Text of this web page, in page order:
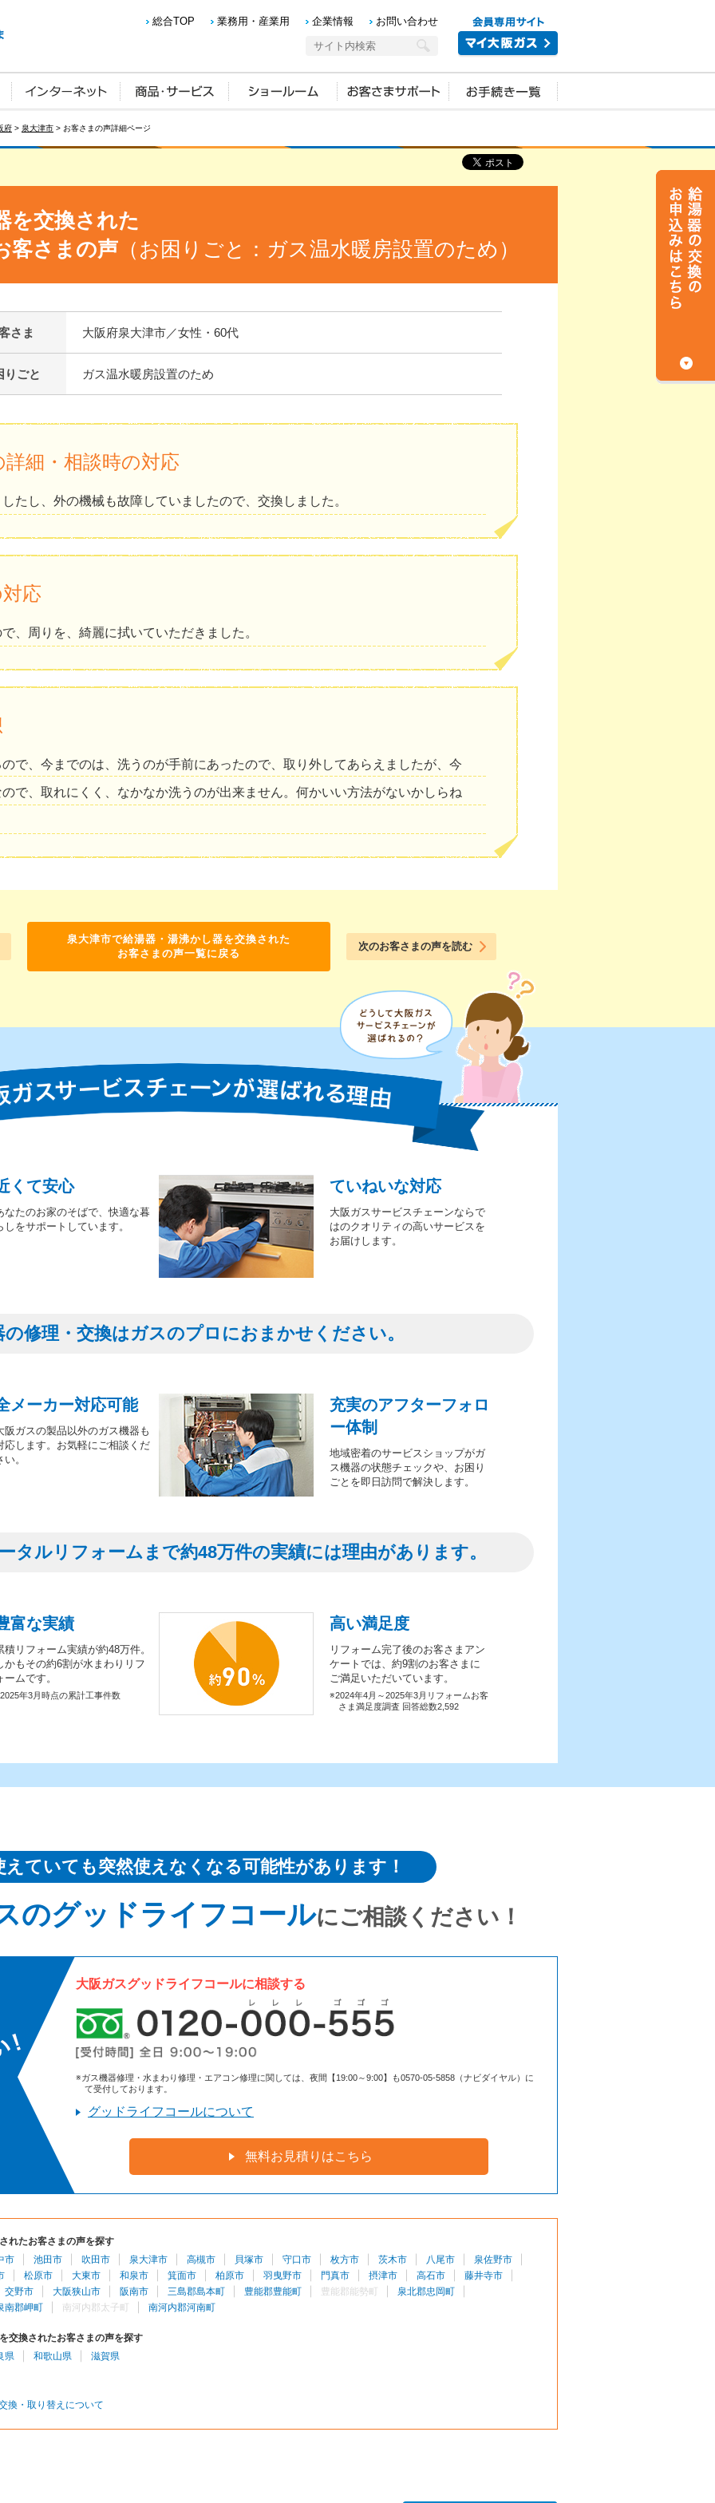
総合TOP 業務用・産業用 企業情報 お問い合わせ
府 > 泉大津市 > お客さまの声詳細ページ
を交換された
客さまの声 （お困りごと：ガス温水暖房設置のため）
さま 大阪府泉大津市／女性・60代
りごと ガス温水暖房設置のため
細・相談時の対応
たし、外の機械も故障していましたので、交換しました。
応
、周りを、綺麗に拭いていただきました。
で、今までのは、洗うのが手前にあったので、取り外してあらえましたが、今
で、取れにくく、なかなか洗うのが出来ません。何かいい方法がないかしらね
泉大津市で給湯器・湯沸かし器を交換された
お客さまの声一覧に戻る
次のお客さまの声を読む
くて安心
なたのお家のそばで、快適な暮
しをサポートしています。
ていねいな対応
大阪ガスサービスチェーンならで
はのクオリティの高いサービスを
お届けします。
の修理・交換はガスのプロにおまかせください。
メーカー対応可能
阪ガスの製品以外のガス機器も
応します。お気軽にご相談くだ
い。
充実のアフターフォロ
ー体制
地域密着のサービスショップがガ
ス機器の状態チェックや、お困り
ごとを即日訪問で解決します。
タルリフォームまで約48万件の実績には理由があります。
富な実績
積リフォーム実績が約48万件。
かもその約6割が水まわりリフ
ームです。
年3月時点の累計工事件数
高い満足度
リフォーム完了後のお客さまアン
ケートでは、約9割のお客さまに
ご満足いただいています。
※2024年4月～2025年3月リフォームお客
さま満足度調査 回答総数2,592
えていても突然使えなくなる可能性があります！
のグッドライフコールにご相談ください！
大阪ガスグッドライフコールに相談する
※ガス機器修理・水まわり修理・エアコン修理に関しては、夜間【19:00～9:00】も0570-05-5858（ナビダイヤル）に
て受付しております。
グッドライフコールについて
無料お見積りはこちら
れたお客さまの声を探す
市
池田市 吹田市 泉大津市 高槻市 貝塚市 守口市 枚方市 茨木市 八尾市
泉佐野市
松原市 大東市 和泉市 箕面市 柏原市 羽曳野市 門真市 摂津市 高石市
藤井寺市
交野市
大阪狭山市 阪南市 三島郡島本町 豊能郡豊能町 豊能郡能勢町
泉北郡忠岡町
南郡岬町
南河内郡太子町 南河内郡河南町
交換されたお客さまの声を探す
県
和歌山県 滋賀県
換・取り替えについて